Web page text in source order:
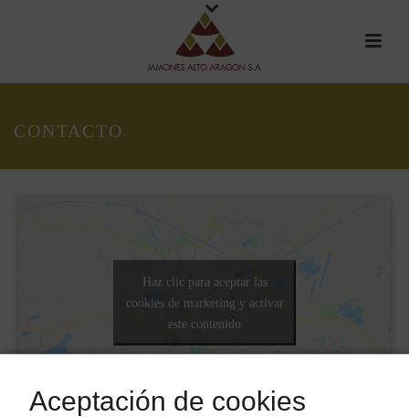
Aceptación de cookies
CONTACTO
Haz clic para aceptar las
cookies de marketing y activar
este contenido